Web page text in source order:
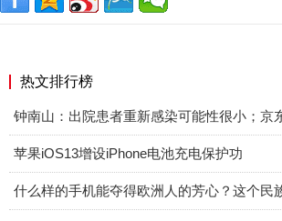
热文排行榜
钟南山：出院患者重新感染可能性很小；京
苹果iOS13增设iPhone电池充电保护功
什么样的手机能夺得欧洲人的芳心？这个民